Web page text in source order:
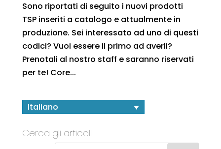
Sono riportati di seguito i nuovi prodotti
TSP inseriti a catalogo e attualmente in
produzione. Sei interessato ad uno di questi
codici? Vuoi essere il primo ad averli?
Prenotali al nostro staff e saranno riservati
per te! Core...
Italiano
Cerca gli articoli